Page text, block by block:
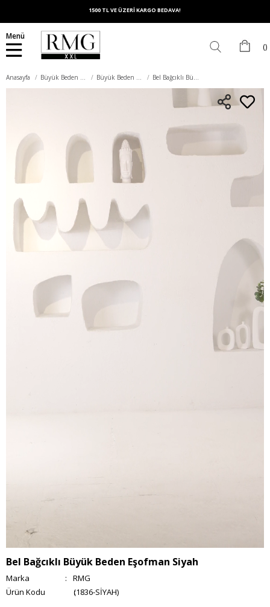
1500 TL VE ÜZERİ KARGO BEDAVA!
Menü
Anasayfa Büyük Beden Alt Giyim Büyük Beden Eşofman Altı Bel Bağcıklı Büyük Beden Eşofman Siyah
Bel Bağcıklı Büyük Beden Eşofman Siyah
Marka :
RMG
(1836-SİYAH)